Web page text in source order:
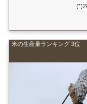
米の生産量ランキング 3位